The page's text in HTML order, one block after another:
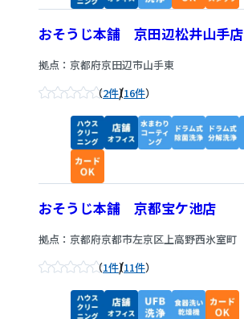
おそうじ本舗 京田辺松井山手店
拠点：京都府京田辺市山手東
2件/16件
おそうじ本舗 京都宝ケ池店
拠点：京都府京都市左京区上高野西氷室町
1件/11件